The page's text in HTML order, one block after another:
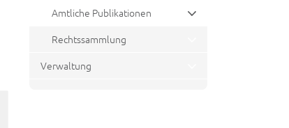
Amtliche Publikationen
Rechtssammlung
Verwaltung